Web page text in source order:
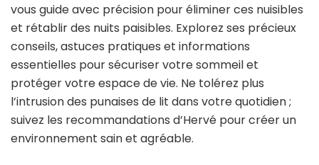
vous guide avec précision pour éliminer ces nuisibles
et rétablir des nuits paisibles. Explorez ses précieux
conseils, astuces pratiques et informations
essentielles pour sécuriser votre sommeil et
protéger votre espace de vie. Ne tolérez plus
l’intrusion des punaises de lit dans votre quotidien ;
suivez les recommandations d’Hervé pour créer un
environnement sain et agréable.